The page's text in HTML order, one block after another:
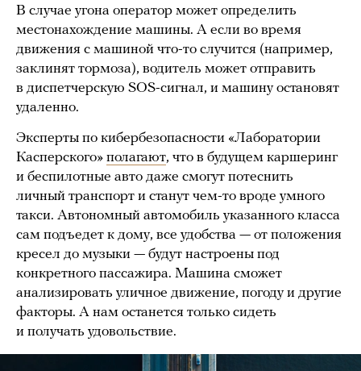
В случае угона оператор может определить
местонахождение машины. А если во время
движения c машиной что-то случится (например,
заклинят тормоза), водитель может отправить
в диспетчерскую SOS-сигнал, и машину остановят
удаленно.
Эксперты по кибербезопасности «Лаборатории
Касперского» полагают, что в будущем каршеринг
и беспилотные авто даже смогут потеснить
личный транспорт и станут чем-то вроде умного
такси. Автономный автомобиль указанного класса
сам подъедет к дому, все удобства — от положения
кресел до музыки — будут настроены под
конкретного пассажира. Машина сможет
анализировать уличное движение, погоду и другие
факторы. А нам останется только сидеть
и получать удовольствие.